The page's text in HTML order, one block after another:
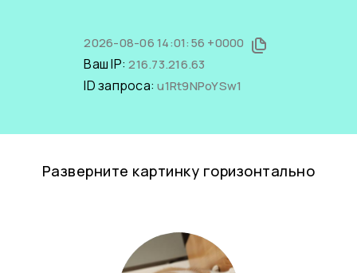
2026-08-06 14:01:56 +0000
Ваш IP:216.73.216.63
ID запроса:u1Rt9NPoYSw1
Разверните картинку горизонтально